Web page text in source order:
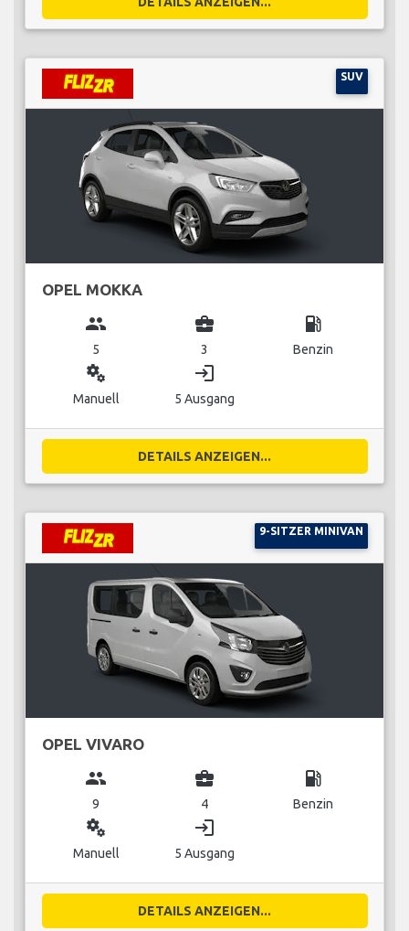
SUV
OPEL MOKKA
group
5
business_center
3
local_gas_station
Benzin
miscellaneous_services
Manuell
login
5 Ausgang
DETAILS ANZEIGEN...
9-SITZER MINIVAN
OPEL VIVARO
group
9
business_center
4
local_gas_station
Benzin
miscellaneous_services
Manuell
login
5 Ausgang
DETAILS ANZEIGEN...